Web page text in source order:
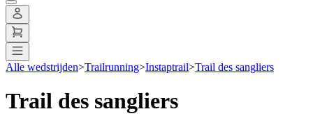
Alle wedstrijden>Trailrunning>Instaptrail>Trail des sangliers
Trail des sangliers